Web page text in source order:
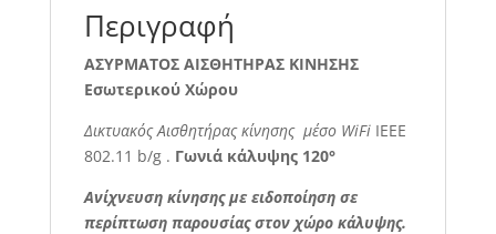
Περιγραφή
ΑΣΥΡΜΑΤΟΣ ΑΙΣΘΗΤΗΡΑΣ ΚΙΝΗΣΗΣ
Εσωτερικού Χώρου
Δικτυακός Αισθητήρας κίνησης μέσο WiFiIEEE
802.11 b/g . Γωνιά κάλυψης 120°
Ανίχνευση κίνησης με ειδοποίηση σε
περίπτωση παρουσίας στον χώρο κάλυψης.